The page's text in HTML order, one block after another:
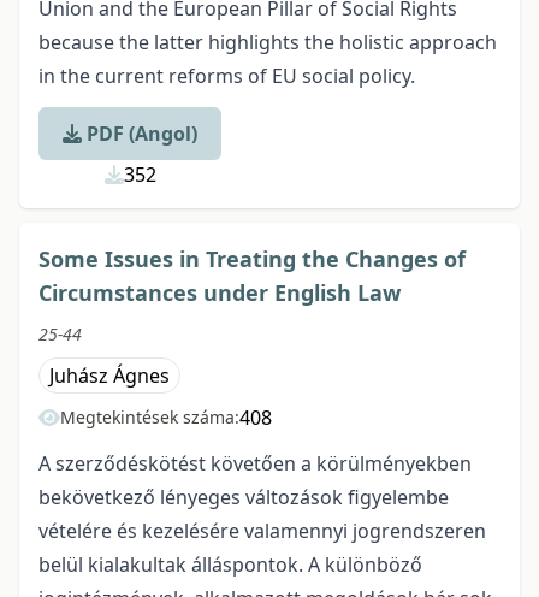
Union and the European Pillar of Social Rights
because the latter highlights the holistic approach
in the current reforms of EU social policy.
PDF (Angol)
352
Some Issues in Treating the Changes of
Circumstances under English Law
25-44
Juhász Ágnes
Megtekintések száma:408
A szerződéskötést követően a körülményekben
bekövetkező lényeges változások figyelembe
vételére és kezelésére valamennyi jogrendszeren
belül kialakultak álláspontok. A különböző